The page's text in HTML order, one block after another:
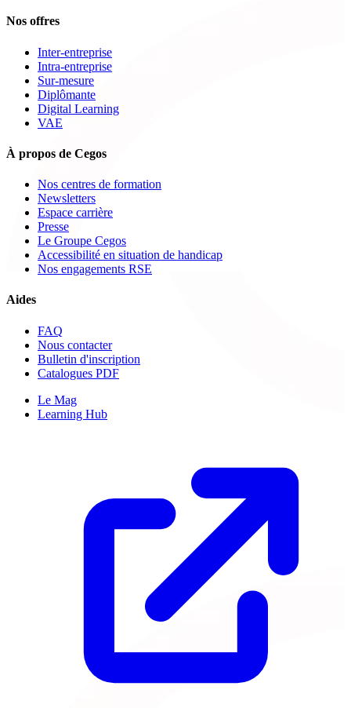
Nos offres
Inter-entreprise
Intra-entreprise
Sur-mesure
Diplômante
Digital Learning
VAE
À propos de Cegos
Nos centres de formation
Newsletters
Espace carrière
Presse
Le Groupe Cegos
Accessibilité en situation de handicap
Nos engagements RSE
Aides
FAQ
Nous contacter
Bulletin d'inscription
Catalogues PDF
Le Mag
Learning Hub